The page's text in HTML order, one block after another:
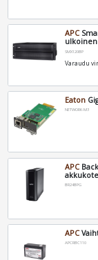
APC
ulkoinen
SMX120BP
Varaudu
Eaton
NETWORK-M3
APC
BR24BPG
APC
APCRBC110